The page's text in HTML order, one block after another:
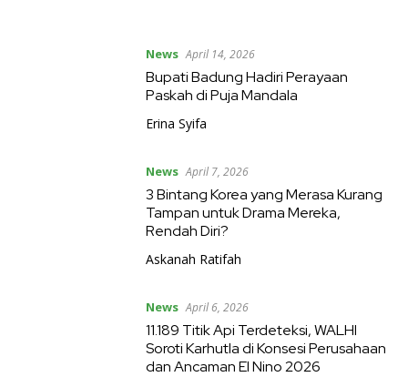
News April 14, 2026
Bupati Badung Hadiri Perayaan
Paskah di Puja Mandala
Erina Syifa
News April 7, 2026
3 Bintang Korea yang Merasa Kurang
Tampan untuk Drama Mereka,
Rendah Diri?
Askanah Ratifah
News April 6, 2026
11.189 Titik Api Terdeteksi, WALHI
Soroti Karhutla di Konsesi Perusahaan
dan Ancaman El Nino 2026